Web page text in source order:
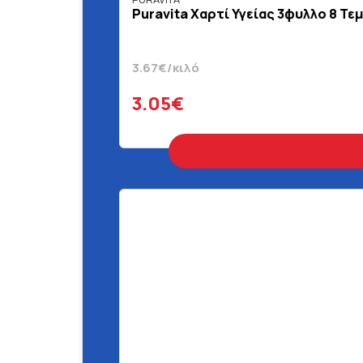
Puravita Χαρτί Υγείας 3φυλλο 8
3.67€/κιλό
3.05€